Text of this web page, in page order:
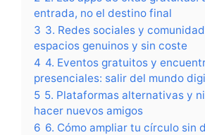
entrada, no el destino final
3 3. Redes sociales y
espacios genuinos y sin coste
4 4. Eventos gratuitos y
presenciales: salir del mundo
5 5. Plataformas alternativas y
hacer nuevos amigos
6 6. Cómo ampliar tu círculo sin